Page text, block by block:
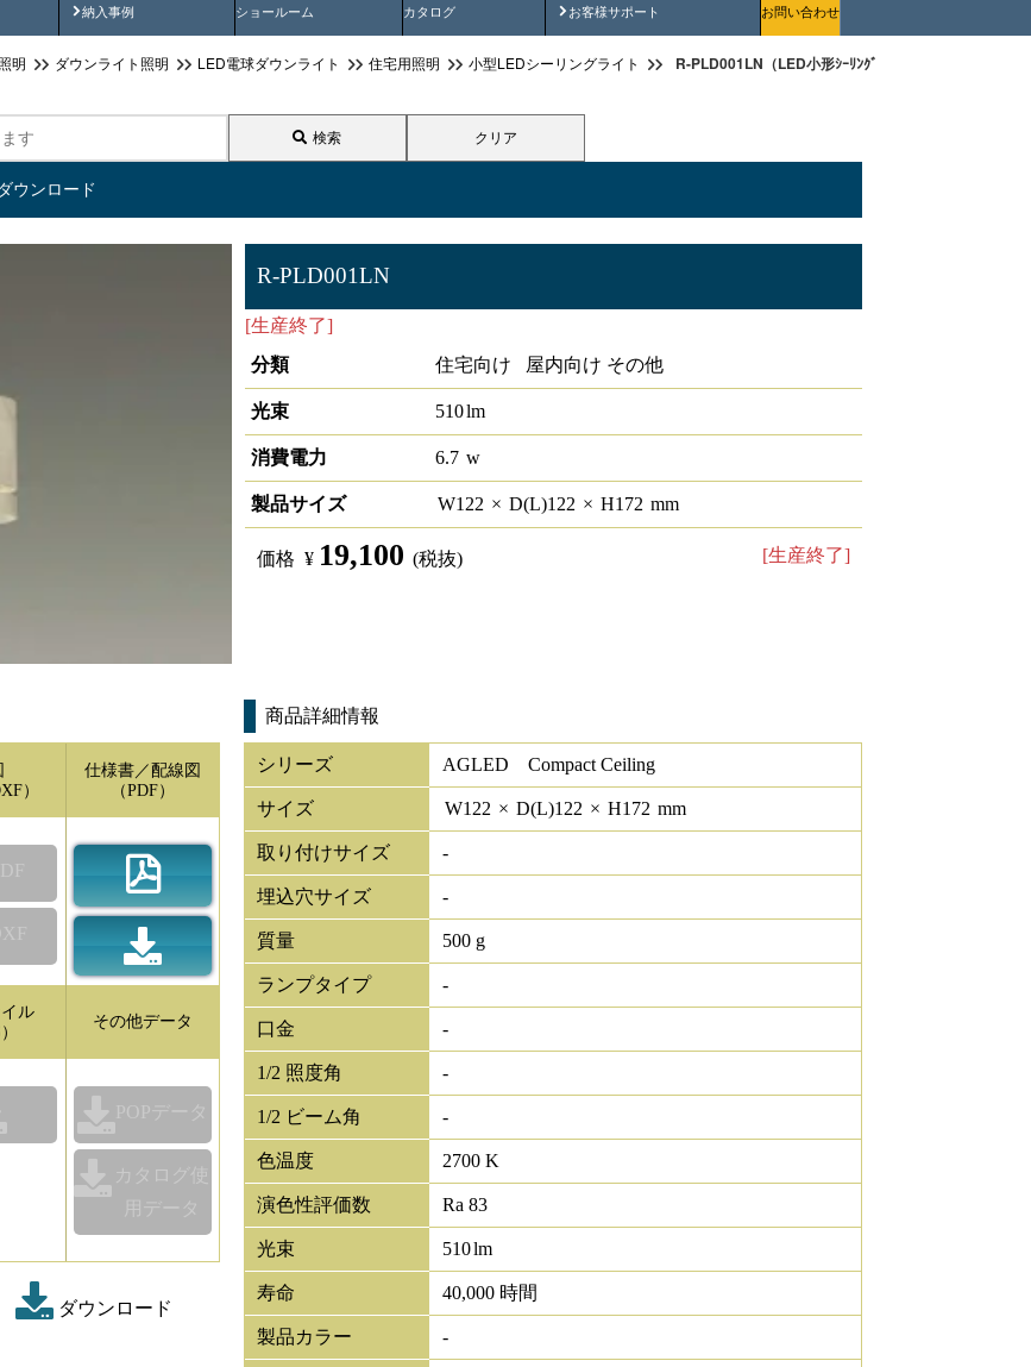
納入事例
納入事例動画 ショールーム カタログ お客様サポート
安全にご使用いただくためにお問い合わせ
明 ダウンライト照明 LED電球ダウンライト 住宅用照明 小型LEDシーリングライト R-PLD001LN（LED小形ｼｰﾘﾝｸﾞ）
検索 クリア
ウンロード
R-PLD001LN
[生産終了]
分類
住宅向け 屋内向け その他
光束 510lm
消費電力 6.7 w
製品サイズ W122 × D(L)122 × H172 mm
価格 ¥ 19,100 (税抜) [生産終了]
）
仕様書／配線図
（PDF）
ル
その他データ
POPデータ
カタログ使
用データ
ダウンロード
商品詳細情報
シリーズ AGLED Compact Ceiling
サイズ W122 × D(L)122 × H172 mm
取り付けサイズ -
埋込穴サイズ -
質量 500 g
ランプタイプ -
口金 -
1/2 照度角 -
1/2 ビーム角 -
色温度 2700 K
演色性評価数 Ra 83
光束 510lm
寿命 40,000 時間
製品カラー -